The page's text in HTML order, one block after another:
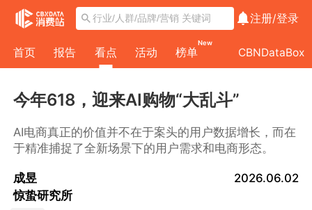
注册/登录
首页 报告 看点 活动 榜单
New
CBNDataBox
今年618，迎来AI购物“大乱斗”
AI电商真正的价值并不在于案头的用户数据增长，而在
于精准捕捉了全新场景下的用户需求和电商形态。
成昱
惊蛰研究所
2026.06.02